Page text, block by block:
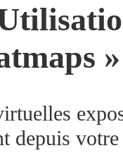
depuis